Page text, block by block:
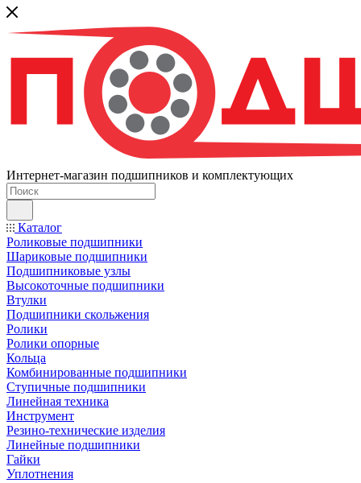
Интернет-магазин подшипников и комплектующих
Каталог
Роликовые подшипники
Шариковые подшипники
Подшипниковые узлы
Высокоточные подшипники
Втулки
Подшипники скольжения
Ролики
Ролики опорные
Кольца
Комбинированные подшипники
Ступичные подшипники
Линейная техника
Инструмент
Резино-технические изделия
Линейные подшипники
Гайки
Уплотнения